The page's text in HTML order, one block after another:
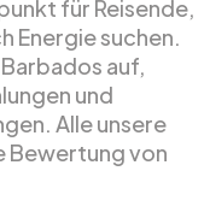
für Reisende,
Energie suchen.
auf,
und
Alle unsere
Bewertung von